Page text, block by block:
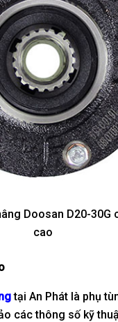
Doosan D20-30G
cao
tại An Phát là phụ
các thông số kỹ